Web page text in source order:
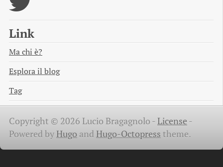
Link
Ma chi è?
Esplora il blog
Tag
Copyright © 2026 Lucio Bragagnolo -License -
Powered byHugo and Hugo-Octopress theme.